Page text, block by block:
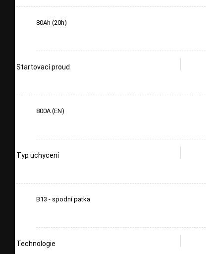
80Ah (20h)
Startovací proud
800A (EN)
Typ uchycení
B13 - spodní patka
Technologie